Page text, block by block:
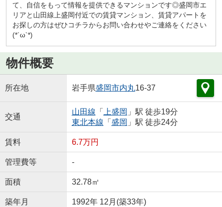
て、自信をもって情報を提供できるマンションです◎盛岡市エ
リアと山田線上盛岡付近での賃貸マンション、賃貸アパートを
お探しの方はぜひコチラからお問い合わせやご連絡をください
(*´ω`*)
物件概要
所在地 岩手県盛岡市内丸16-37
交通
山田線 「 上盛岡 」駅 徒歩19分
東北本線 「 盛岡 」駅 徒歩24分
賃料 6.7万円
管理費等 -
面積 32.78㎡
築年月 1992年 12月(築33年)